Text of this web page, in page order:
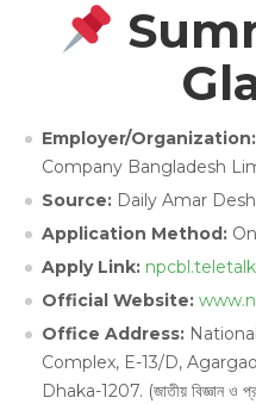
Employer/Organization:
Company Bangladesh
Source: Daily Amar
Application Method:
Apply Link:
Official Website:
Office Address:
Complex, E-13/D,
Dhaka-1207. (জাতীয় বিজ্ঞান ও